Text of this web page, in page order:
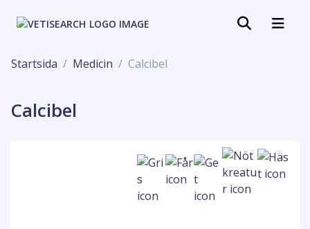
Startsida Medicin Calcibel
Calcibel